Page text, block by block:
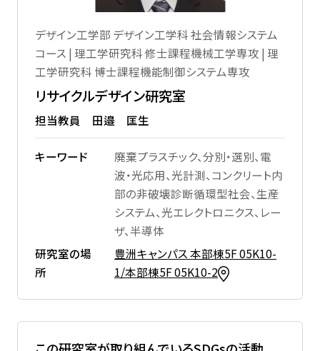
デザイン工学部 デザイン工学科 社会情報システム
コース | 理工学研究科 修士課程機械工学専攻 | 理
工学研究科 博士課程機能制御システム専攻
リサイクルデザイン研究室
担当教員 田邉 匡生
キーワード
廃棄プラスチック、分別・選別、電
波・光応用、光計測、コンクリート内
部の非破壊診断循環型社会、生産
システム、光エレクトロニクス、レー
ザ、半導体
研究室の場
所
豊洲キャンパス 本部棟5F 05K10-
1/本部棟5F 05K10-2